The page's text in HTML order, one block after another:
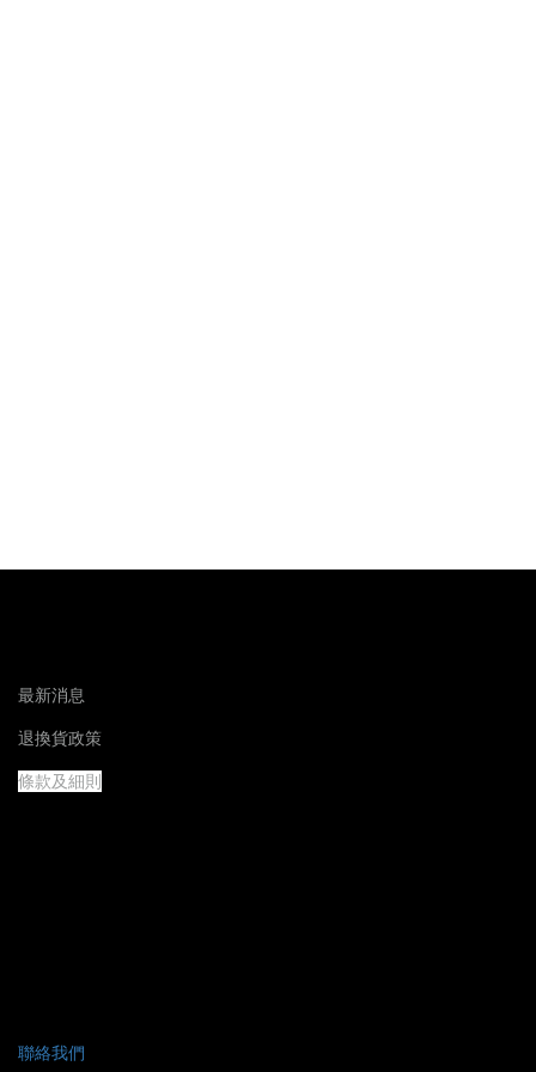
最新消息
退換貨政策
條款及細則
聯絡我們